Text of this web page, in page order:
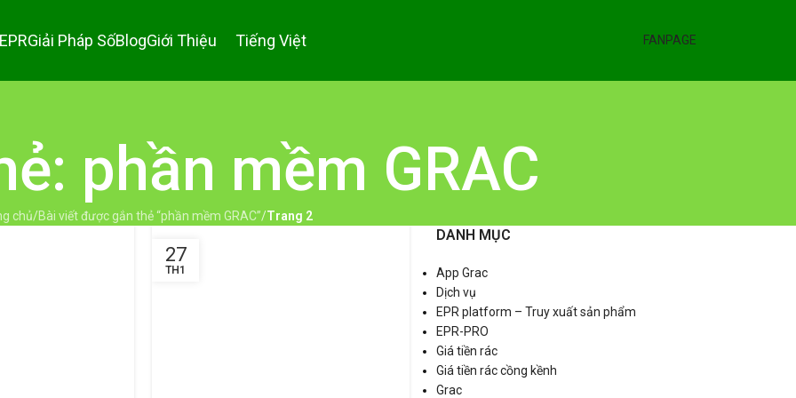
Giải Pháp SốBlogGiới Thiệu Tiếng Việt FANPAGE
phần mềm GRAC
chủ/Bài viết được gắn thẻ “phần mềm GRAC”/Trang 2
27
TH1
DANH MỤC
App Grac
Dịch vụ
EPR platform – Truy xuất sản phẩm
EPR-PRO
Giá tiền rác
Giá tiền rác cồng kềnh
Grac